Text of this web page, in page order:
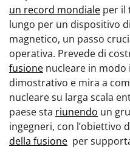
un record mondiale per il
lungo per un dispositivo
magnetico, un passo
operativa. Prevede di
fusione nucleare in
dimostrativo e mira a
nucleare su larga scala
paese sta riunendo un
ingegneri, con l’obiettivo
della fusione per